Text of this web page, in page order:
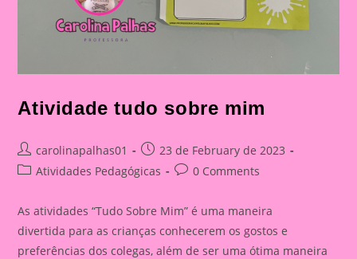
Atividade tudo sobre mim
Post
author:
carolinapalhas01
Post
published:
23 de February de 2023
PostAtividades Pedagógicas
Post0 Comments
As atividades “Tudo Sobre Mim” é uma maneira
divertida para as crianças conhecerem os gostos e
preferências dos colegas, além de ser uma ótima maneira